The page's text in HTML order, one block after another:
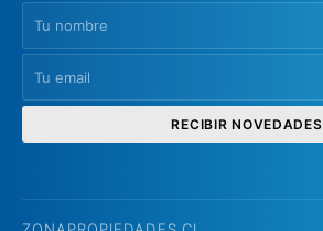
RECIBIR NOVEDADES